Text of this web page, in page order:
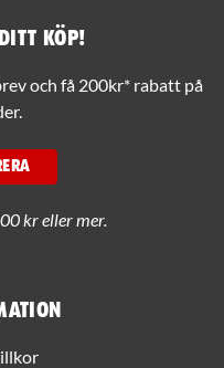
köp!
och få 200kr* rabatt på
kr eller mer.